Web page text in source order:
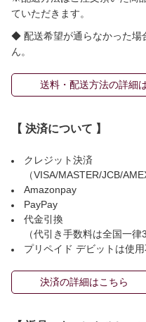
ていただきます。
◆ 配送希望が通らなかった場
ん。
送料・配送方法の詳細
【 決済について 】
クレジット決済
（VISA/MASTER/JCB/
Amazonpay
PayPay
代金引換
（代引き手数料は全国一律
プリペイド デビットは使
決済の詳細はこちら